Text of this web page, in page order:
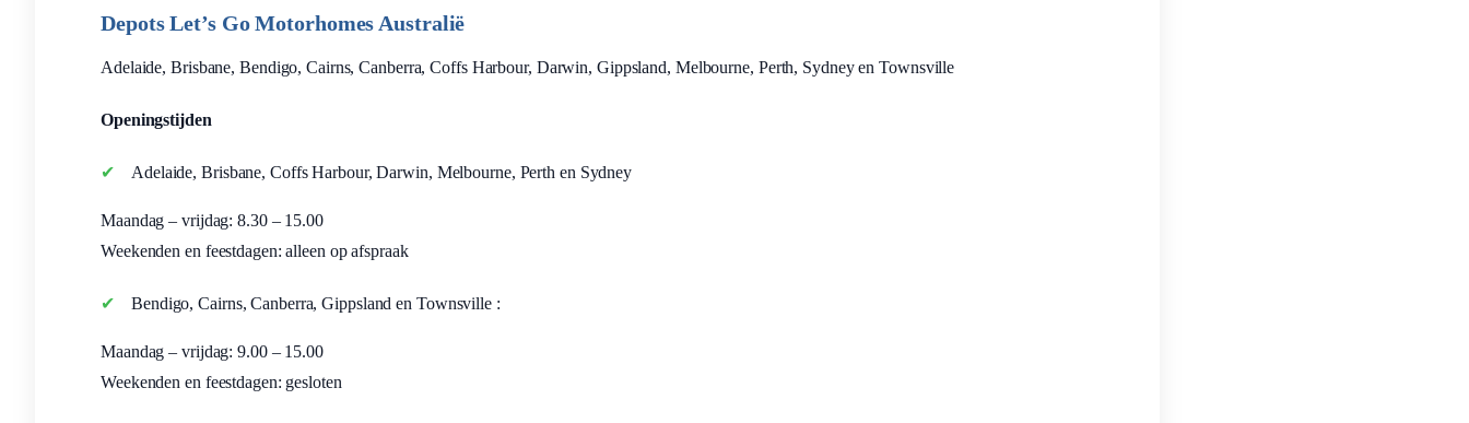
Depots Let’s Go Motorhomes Australië
Adelaide, Brisbane, Bendigo, Cairns, Canberra, Coffs Harbour, Darwin, Gippsland, Melbourne, Perth, Sydney en Townsville
Openingstijden
Adelaide, Brisbane, Coffs Harbour, Darwin, Melbourne, Perth en Sydney
Maandag – vrijdag: 8.30 – 15.00
Weekenden en feestdagen: alleen op afspraak
Bendigo, Cairns, Canberra, Gippsland en Townsville :
Maandag – vrijdag: 9.00 – 15.00
Weekenden en feestdagen: gesloten